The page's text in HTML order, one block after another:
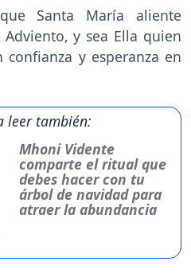
Santa María aliente
y sea Ella quien
confianza y esperanza en
leer también:
Mhoni Vidente
comparte el ritual que
debes hacer con tu
árbol de navidad para
atraer la abundancia